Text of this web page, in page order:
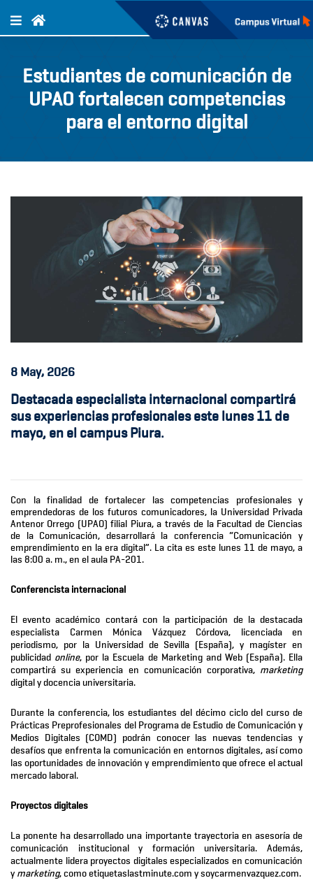
Estudiantes de comunicación de
UPAO fortalecen competencias
para el entorno digital
8 May, 2026
Destacada especialista internacional compartirá
sus experiencias profesionales este lunes 11 de
mayo, en el campus Piura.
Con la finalidad de fortalecer las competencias profesionales y
emprendedoras de los futuros comunicadores, la Universidad Privada
Antenor Orrego (UPAO) filial Piura, a través de la Facultad de Ciencias
de la Comunicación, desarrollará la conferencia “Comunicación y
emprendimiento en la era digital”. La cita es este lunes 11 de mayo, a
las 8:00 a. m., en el aula PA-201.
Conferencista internacional
El evento académico contará con la participación de la destacada
especialista Carmen Mónica Vázquez Córdova, licenciada en
periodismo, por la Universidad de Sevilla (España), y magíster en
publicidad online, por la Escuela de Marketing and Web (España). Ella
compartirá su experiencia en comunicación corporativa, marketing
digital y docencia universitaria.
Durante la conferencia, los estudiantes del décimo ciclo del curso de
Prácticas Preprofesionales del Programa de Estudio de Comunicación y
Medios Digitales (COMD) podrán conocer las nuevas tendencias y
desafíos que enfrenta la comunicación en entornos digitales, así como
las oportunidades de innovación y emprendimiento que ofrece el actual
mercado laboral.
Proyectos digitales
La ponente ha desarrollado una importante trayectoria en asesoría de
comunicación institucional y formación universitaria. Además,
actualmente lidera proyectos digitales especializados en comunicación
y marketing, como etiquetaslastminute.com y soycarmenvazquez.com.